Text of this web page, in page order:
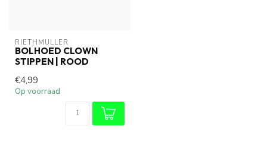
RIETHMÜLLER
BOLHOED CLOWN
STIPPEN | ROOD
€4,99
Op voorraad